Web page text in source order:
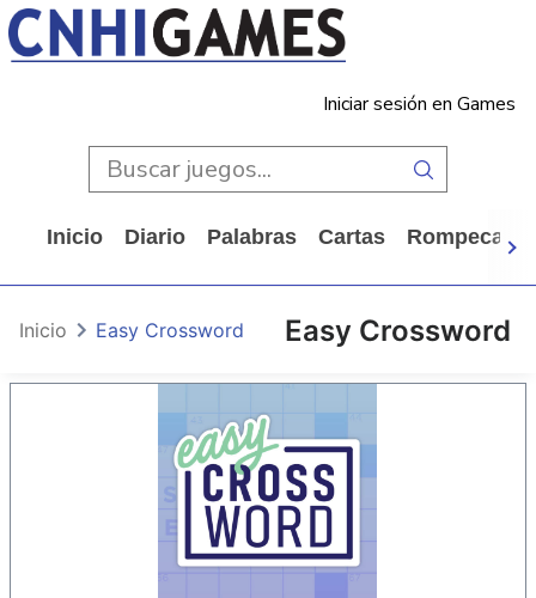
Iniciar sesión en Games
Inicio Diario Palabras Cartas
Easy Crossword
Inicio Easy Crossword